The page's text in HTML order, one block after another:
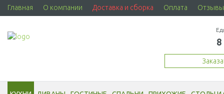
Главная О компании Доставка и сборка Оплата Отзывы
8